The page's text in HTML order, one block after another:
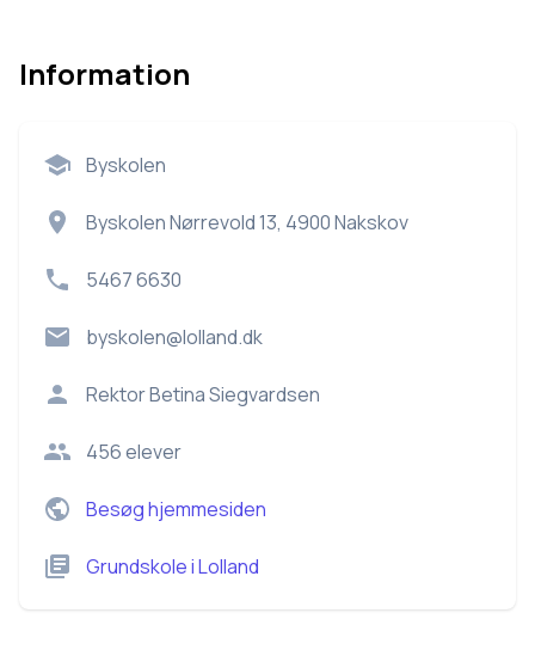
Information
Byskolen
Byskolen Nørrevold 13, 4900 Nakskov
5467 6630
byskolen@lolland.dk
RektorBetina Siegvardsen
456elever
Besøg hjemmesiden
GrundskoleiLolland